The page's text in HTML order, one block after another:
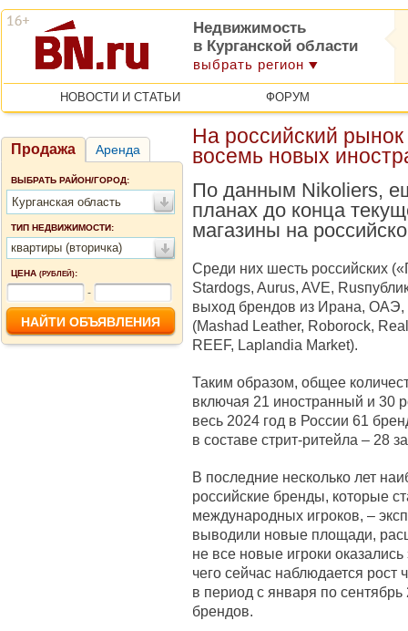
Недвижимость
в Курганской области
выбрать регион
НОВОСТИ И СТАТЬИ ФОРУМ
Продажа Аренда
ВЫБРАТЬ РАЙОН/ГОРОД:
Курганская область
ТИП НЕДВИЖИМОСТИ:
квартиры (вторичка)
ЦЕНА (РУБЛЕЙ):
-
На российский
восемь новых
По данным Nikoliers,
планах до конца
магазины на
Среди них шесть российских
Stardogs, Aurus, AVE,
выход брендов из Ирана, ОАЭ,
(Mashad Leather, Roborock,
REEF, Laplandia Market).
Таким образом, общее
включая 21 иностранный и 30
весь 2024 год в России 61
в составе стрит-ритейла – 28
В последние несколько лет
российские бренды, которые
международных игроков, –
выводили новые площади,
не все новые игроки
чего сейчас наблюдается рост
в период с января по
брендов.